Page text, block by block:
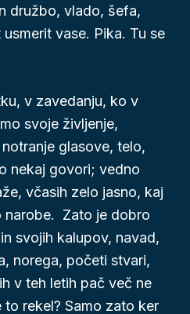
družbo, vlado, šefa,
vase. Pika. Tu se
v zavedanju, ko v
svoje življenje,
glasove, telo,
nekaj govori; vedno
včasih zelo jasno, kaj
narobe. Zato je dobro
svojih kalupov, navad,
norega, početi stvari,
v teh letih pač več ne
rekel? Samo zato ker